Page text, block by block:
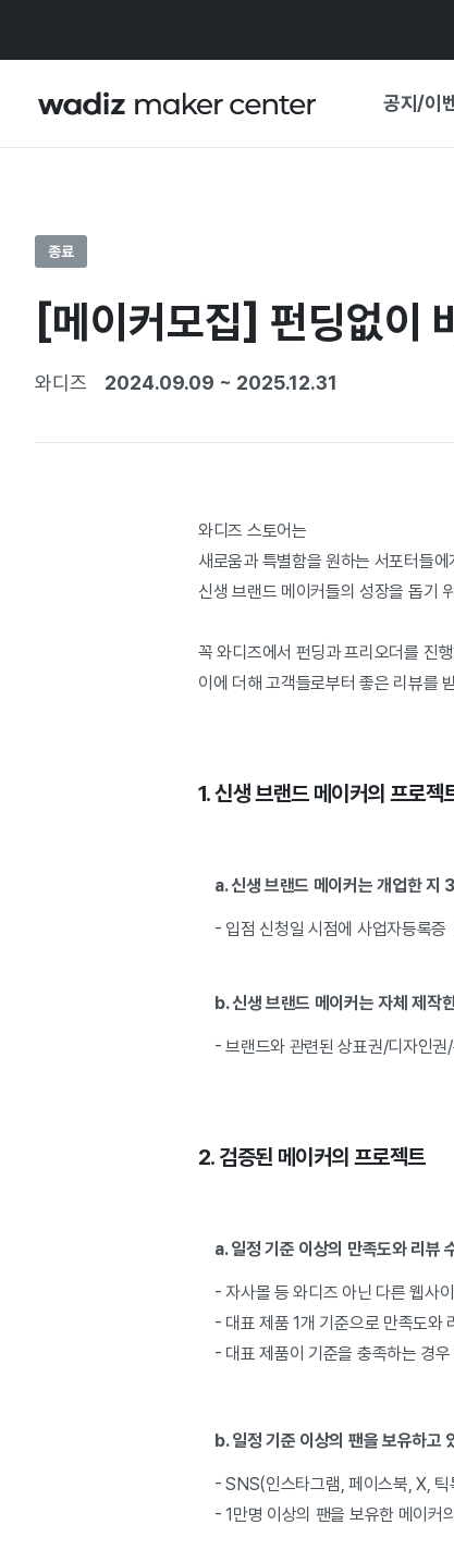
공지/이
기획전 캘린더
종료
[메이커모집] 펀딩없이
와디즈 2024.09.09 ~ 2025.12.31
와디즈 스토어는
새로움과 특별함을 원하는 서포터들
신생 브랜드 메이커들의 성장을 돕기
꼭 와디즈에서 펀딩과 프리오더를 진
이에 더해 고객들로부터 좋은 리뷰를
1. 신생 브랜드 메이커의 프로젝
a. 신생 브랜드 메이커는 개업한 지
- 입점 신청일 시점에 사업자등록증
b. 신생 브랜드 메이커는 자체 제작
- 브랜드와 관련된 상표권/디자인권
2. 검증된 메이커의 프로젝트
a. 일정 기준 이상의 만족도와 리뷰
- 자사몰 등 와디즈 아닌 다른 웹사
- 대표 제품 1개 기준으로 만족도와
- 대표 제품이 기준을 충족하는 경
b. 일정 기준 이상의 팬을 보유하고
- SNS(인스타그램, 페이스북, X, 틱
- 1만명 이상의 팬을 보유한 메이커